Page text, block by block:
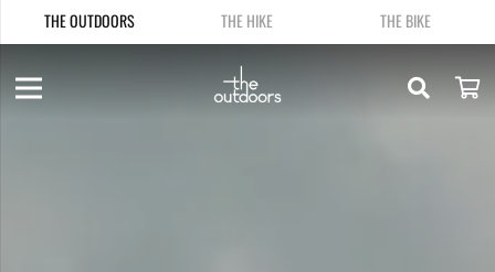
THE OUTDOORS THE HIKE THE BIKE